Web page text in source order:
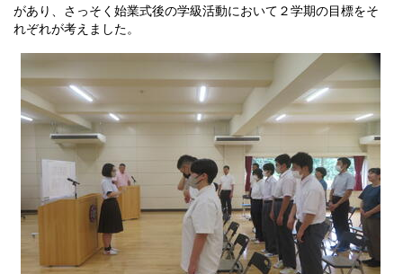
があり、さっそく始業式後の学級活動において２学期の目標をそ
れぞれが考えました。